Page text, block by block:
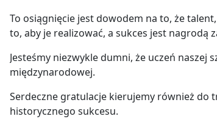
To osiągnięcie jest dowodem na to, że
to, aby je realizować, a sukces jest nagrodą
Jesteśmy niezwykle dumni, że uczeń naszej
międzynarodowej.
Serdeczne gratulacje kierujemy również do
historycznego sukcesu.